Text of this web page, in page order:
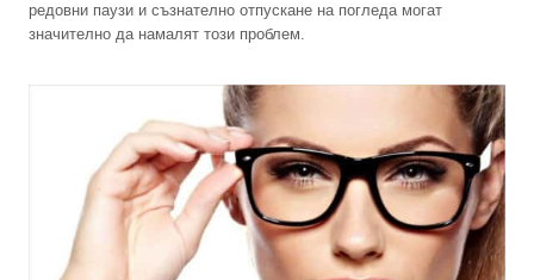
редовни паузи и съзнателно отпускане на погледа могат
значително да намалят този проблем.